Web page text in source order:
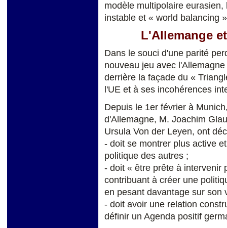
modèle multipolaire
instable et « world balancing
L'Allemange
Dans le souci d'une parité
nouveau jeu avec
derrière la façade du «
l'UE et à ses incohérences
Depuis le 1er février à
d'Allemagne, M. Joachim
Ursula Von der Leyen, ont
- doit se montrer plus active
politique des autres ;
- doit « être prête à intervenir
contribuant à créer une
en pesant davantage sur son
- doit avoir une relation
définir un Agenda positif